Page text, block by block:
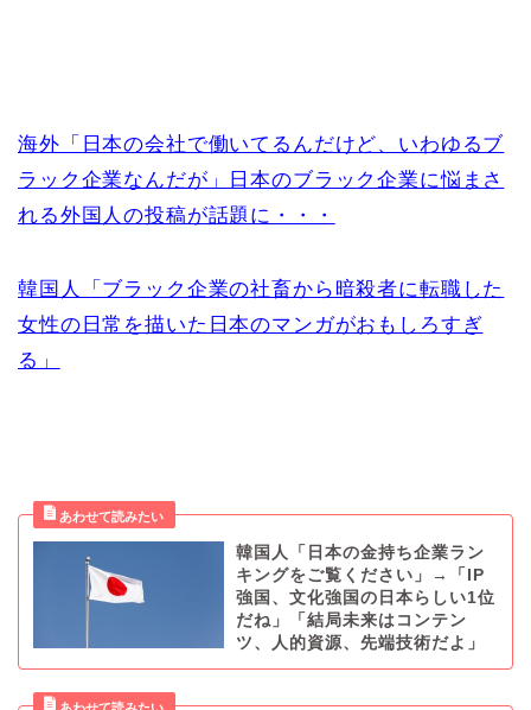
海外「日本の会社で働いてるんだけど、いわゆるブ
ラック企業なんだが」日本のブラック企業に悩まさ
れる外国人の投稿が話題に・・・
韓国人「ブラック企業の社畜から暗殺者に転職した
女性の日常を描いた日本のマンガがおもしろすぎ
る」
韓国人「日本の金持ち企業ラン
キングをご覧ください」→「IP
強国、文化強国の日本らしい1位
だね」「結局未来はコンテン
ツ、人的資源、先端技術だよ」